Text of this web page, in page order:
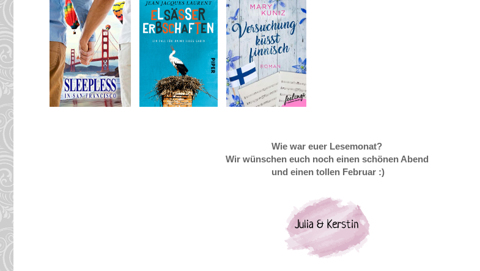
Wie war euer Lesemonat?
Wir wünschen euch noch einen schönen Abend
und einen tollen Februar :)